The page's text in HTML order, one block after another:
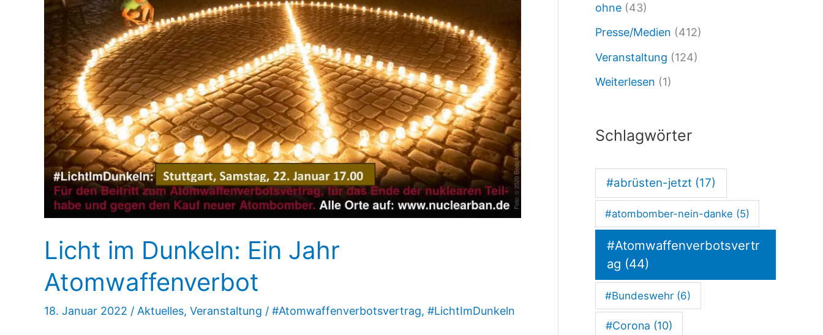
Licht im Dunkeln: Ein Jahr
Atomwaffenverbot
18. Januar 2022 / Aktuelles, Veranstaltung / #Atomwaffenverbotsvertrag, #LichtImDunkeln
b
e
e
o
t
r
ohne (43)
Presse/Medien (412)
Veranstaltung (124)
Weiterlesen (1)
Schlagwörter
#abrüsten-jetzt (17)
#atombomber-nein-danke (5)
#Atomwaffenverbotsvertr
ag (44)
#Bundeswehr (6)
#Corona (10)